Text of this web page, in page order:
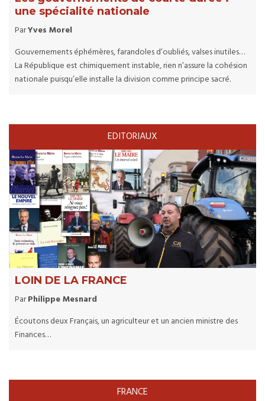
une spécialité nationale
ParYves Morel
Gouvernements éphémères, farandoles d’oubliés, valses inutiles…
La République est chimiquement instable, rien n’assure la cohésion
nationale puisqu’elle installe la division comme principe sacré.
EDITORIAUX
LOIN DE LA FRANCE
ParPhilippe Mesnard
Écoutons deux Français, un agriculteur et un ancien ministre des
Finances…
FRANCE